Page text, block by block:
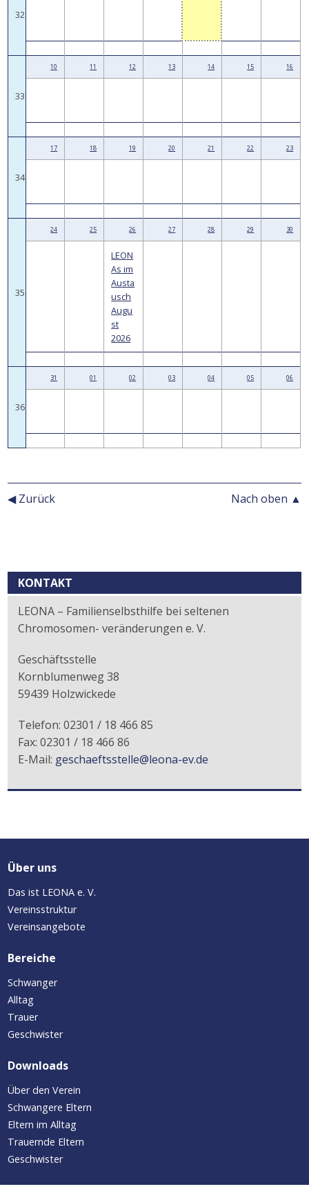
32
33
10 11 12 13 14 15 16
34
17 18 19 20 21 22 23
35
24 25 26 27 28 29 30
LEON
As im
Austa
usch
Augu
st
2026
36
31 01 02 03 04 05 06
◀ Zurück Nach oben ▲
Kontext
KONTAKT
LEONA – Familienselbsthilfe bei seltenen
Chromosomen- veränderungen e. V.
Geschäftsstelle
Kornblumenweg 38
59439 Holzwickede
Telefon: 02301 / 18 466 85
Fax: 02301 / 18 466 86
E-Mail: geschaeftsstelle@leona-ev.de
Über uns
Das ist LEONA e. V.
Vereinsstruktur
Vereinsangebote
Bereiche
Schwanger
Alltag
Trauer
Geschwister
Downloads
Über den Verein
Schwangere Eltern
Eltern im Alltag
Trauernde Eltern
Geschwister